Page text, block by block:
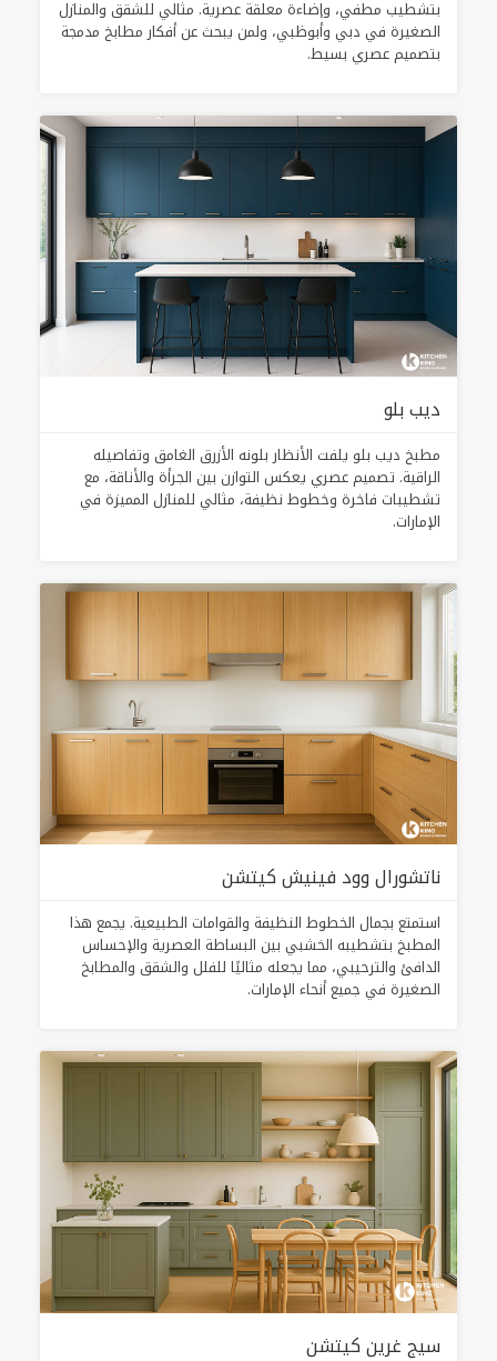
بتشطيب مطفي، وإضاءة معلقة عصرية. مثالي للشقق والمنازل
الصغيرة في دبي وأبوظبي، ولمن يبحث عن أفكار مطابخ مدمجة
بتصميم عصري بسيط.
ديب بلو
مطبخ ديب بلو يلفت الأنظار بلونه الأزرق الغامق وتفاصيله
الراقية. تصميم عصري يعكس التوازن بين الجرأة والأناقة، مع
تشطيبات فاخرة وخطوط نظيفة، مثالي للمنازل المميزة في
الإمارات.
ناتشورال وود فينيش كيتشن
استمتع بجمال الخطوط النظيفة والقوامات الطبيعية. يجمع هذا
المطبخ بتشطيبه الخشبي بين البساطة العصرية والإحساس
الدافئ والترحيبي، مما يجعله مثاليًا للفلل والشقق والمطابخ
الصغيرة في جميع أنحاء الإمارات.
سيج غرين كيتشن